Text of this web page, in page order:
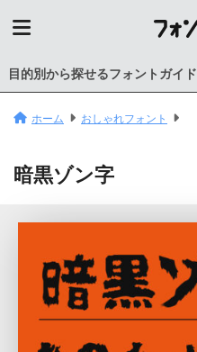
目的別から探せるフォントガイド
ホーム おしゃれフォント
暗黒ゾン字